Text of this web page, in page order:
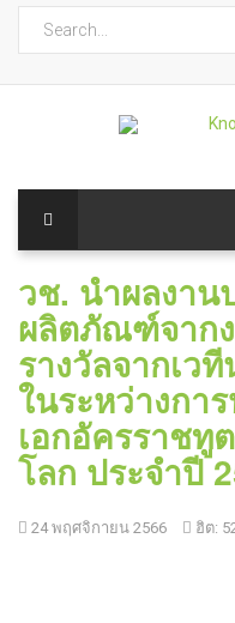
วช. นำผลงา
ผลิตภัณฑ์จาก
รางวัลจากเว
ในระหว่างกา
เอกอัครราชทู
โลก ประจำปี
24 พฤศจิกายน 2566 ฮิต: